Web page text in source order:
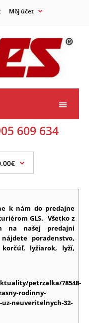
Môj účet
609 634
k nám do predajne
GLS. Všetko z
na našej predajni
nájdete poradenstvo,
lyžiarok, lyží,
petrzalka/78548-
rodinny-
neuveritelnych-32-